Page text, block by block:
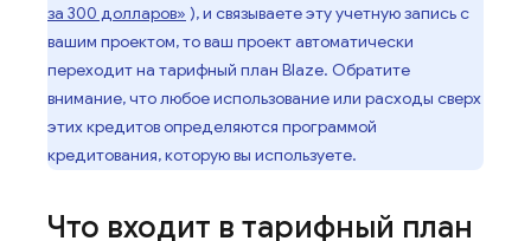
за 300 долларов» ), и связываете эту учетную запись с
вашим проектом, то ваш проект автоматически
переходит на тарифный план Blaze. Обратите
внимание, что любое использование или расходы сверх
этих кредитов определяются программой
кредитования, которую вы используете.
Что входит в тарифный план